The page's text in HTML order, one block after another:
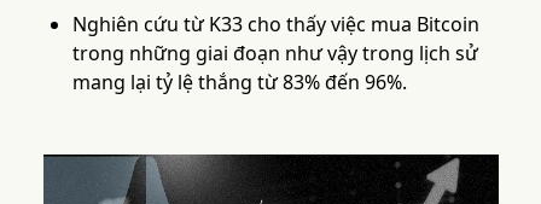
Nghiên cứu từ K33 cho thấy việc mua Bitcoin
trong những giai đoạn như vậy trong lịch sử
mang lại tỷ lệ thắng từ 83% đến 96%.